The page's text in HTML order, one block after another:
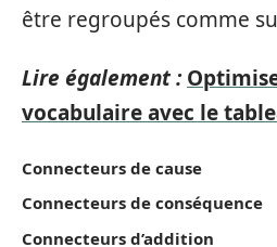
être regroupés comme
Lire également :
vocabulaire avec le
Connecteurs de cause
Connecteurs de conséquence
Connecteurs d’addition